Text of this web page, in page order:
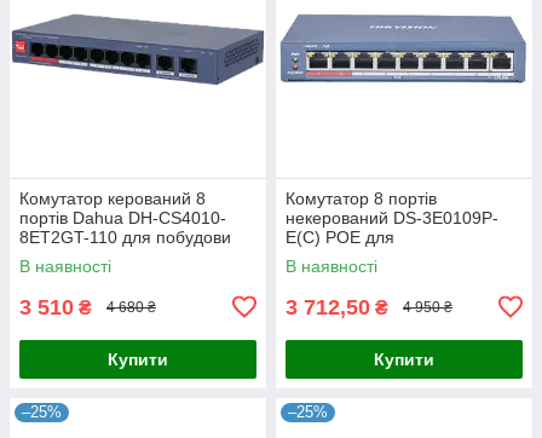
Комутатор керований 8
портів Dahua DH-CS4010-
8ET2GT-110 для побудови
мережі з PoE, 110 Вт,
10/100/1000M, робоча
В наявності
3 510 ₴ 4 680 ₴
Купити
Комутатор 8 портів
некерований DS-3E0109P-
E(C) POE для
відеоспостереження з
підтримкою PoE, 8x RJ45,
В наявності
3 712,50 ₴ 4 950 ₴
Купити
–25% –25%